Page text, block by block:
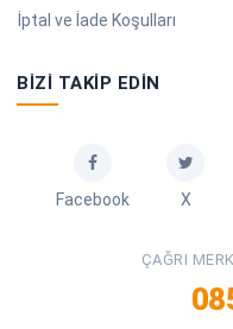
İptal ve İade Koşulları
BIZI TAKIP EDIN
Facebook X
ÇAĞRI